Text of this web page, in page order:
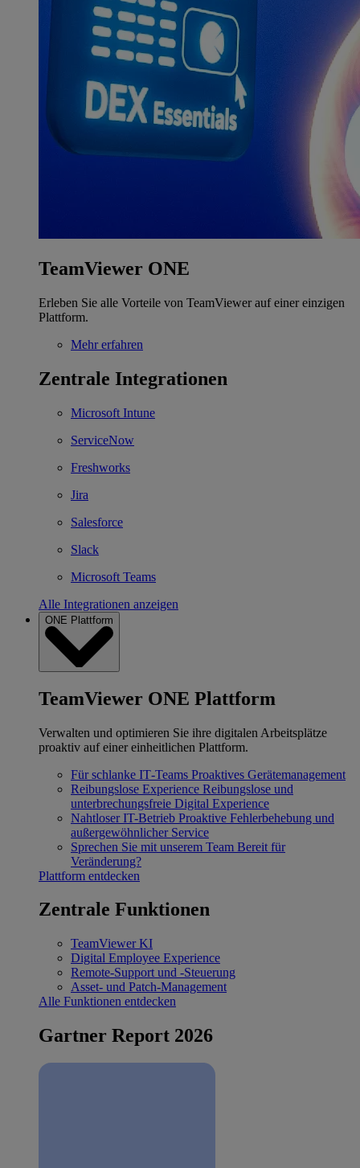
TeamViewer ONE
Erleben Sie alle Vorteile von TeamViewer auf einer einzigen
Plattform.
Mehr erfahren
Zentrale Integrationen
Microsoft Intune
ServiceNow
Freshworks
Jira
Salesforce
Slack
Microsoft Teams
Alle Integrationen anzeigen
ONE Plattform
TeamViewer ONE Plattform
Verwalten und optimieren Sie ihre digitalen Arbeitsplätze
proaktiv auf einer einheitlichen Plattform.
Für schlanke IT‐Teams Proaktives Gerätemanagement
Reibungslose Experience Reibungslose und
unterbrechungsfreie Digital Experience
Nahtloser IT-Betrieb Proaktive Fehlerbehebung und
außergewöhnlicher Service
Sprechen Sie mit unserem Team Bereit für
Veränderung?
Plattform entdecken
Zentrale Funktionen
TeamViewer KI
Digital Employee Experience
Remote-Support und -Steuerung
Asset- und Patch-Management
Alle Funktionen entdecken
Gartner Report 2026